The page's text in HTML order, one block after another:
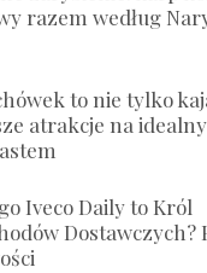
razem według
to nie tylko
atrakcje na
Iveco Daily to Król
Dostawczych?